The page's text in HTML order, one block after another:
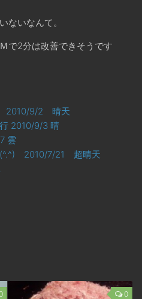
ないなんて。
で2分は改善できそうです
2010/9/2 晴天
2010/9/3 晴
雲
(^.^) 2010/7/21 超晴天
0